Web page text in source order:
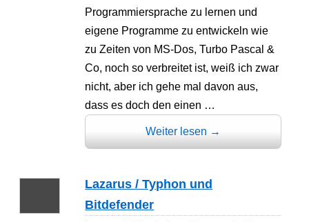
Programmiersprache zu lernen und
eigene Programme zu entwickeln wie
zu Zeiten von MS-Dos, Turbo Pascal &
Co, noch so verbreitet ist, weiß ich zwar
nicht, aber ich gehe mal davon aus,
dass es doch den einen …
Weiter lesen →
Lazarus / Typhon und
Bitdefender